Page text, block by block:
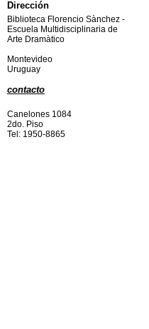
Dirección
Biblioteca Florencio Sànchez -
Escuela Multidisciplinaria de
Arte Dramàtico
Montevideo
Uruguay
contacto
Canelones 1084
2do. Piso
Tel: 1950-8865